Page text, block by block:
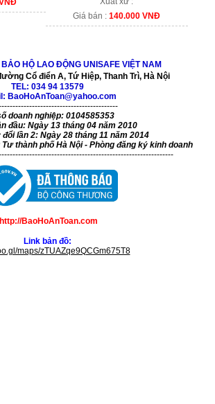
Giá bán :140.000 VNĐ
HỘ LAO ĐỘNG UNISAFE VIỆT NAM
Cổ điển A, Tứ Hiệp, Thanh Trì, Hà Nội
TEL: 034 94 13579
BaoHoAnToan@yahoo.com
doanh nghiệp: 0104585353
đầu: Ngày 13 tháng 04 năm 2010
lần 2: Ngày 28 tháng 11 năm 2014
thành phố Hà Nội - Phòng đăng ký kinh doanh
http://BaoHoAnToan.com
Link bản đồ:
maps/zTUAZqe9QCGm675T8